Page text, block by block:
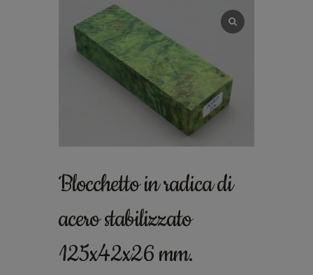
Blocchetto in radica di
acero stabilizzato
125x42x26 mm.